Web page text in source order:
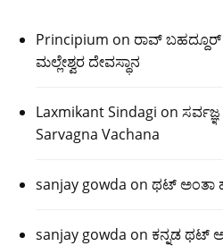
Principium on ರಾವ್ ಬಹದ್ದೂರ್
ಮಲ್ಲೇಶ್ವರ ದೇವಸ್ಥಾನ
Laxmikant Sindagi on
Sarvagna Vachana
sanjay gowda on ಥಟ್ ಅಂತಾ
sanjay gowda on ಕನ್ನಡ ಥಟ್